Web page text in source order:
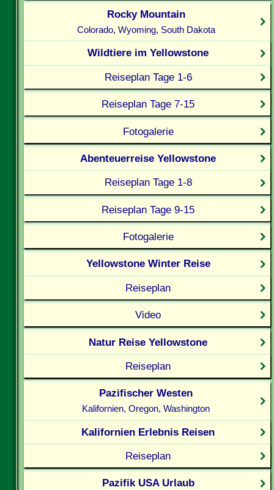
Rocky Mountain
Colorado, Wyoming, South Dakota
Wildtiere im Yellowstone
Reiseplan Tage 1-6
Reiseplan Tage 7-15
Fotogalerie
Abenteuerreise Yellowstone
Reiseplan Tage 1-8
Reiseplan Tage 9-15
Fotogalerie
Yellowstone Winter Reise
Reiseplan
Video
Natur Reise Yellowstone
Reiseplan
Pazifischer Westen
Kalifornien, Oregon, Washington
Kalifornien Erlebnis Reisen
Reiseplan
Pazifik USA Urlaub